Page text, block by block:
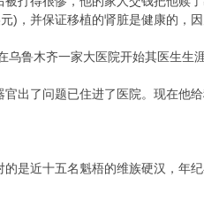
)，并保证移植的肾脏是健康的，
鲁木齐一家大医院开始其医生
出了问题已住进了医院。现在他
是近十五名魁梧的维族硬汉，年